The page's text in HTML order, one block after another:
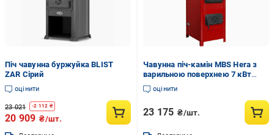
Піч чавунна буржуйка BLIST
ZAR Сірий
оцінити
23 021 -2 112 ₴
20 909 ₴/шт.
Чавунна піч-камін MBS Hera з
варильною поверхнею 7 кВт
Червоний ( 7 кВт)
оцінити
23 175 ₴/шт.